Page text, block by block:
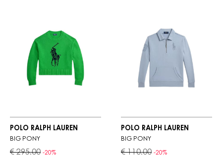
POLO RALPH LAUREN
BIG PONY
€ 295.00 -20%
POLO RALPH LAUREN
BIG PONY
€ 110.00 -20%